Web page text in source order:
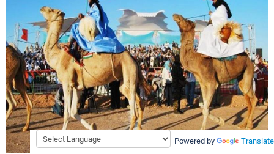
Powered by Translate